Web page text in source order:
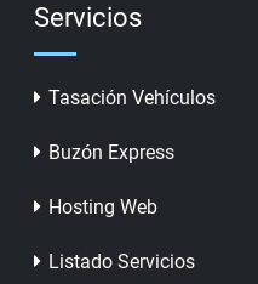
Servicios
Tasación Vehículos
Buzón Express
Hosting Web
Listado Servicios